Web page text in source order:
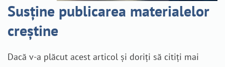
Susține publicarea materialelor
creștine
Dacă v-a plăcut acest articol și doriți să citiți mai